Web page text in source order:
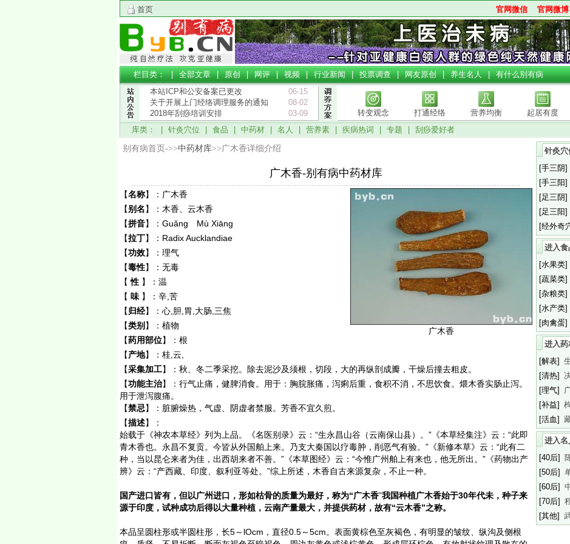
首页 官网微信 官网微博
栏目类： |全部文章|原创|网评|视频|行业新闻|投票调查|网友原创|养生名人|有什么别有病
本站ICP和公安备案已更改
06-15
关于开展上门经络调理服务的通知
08-02
2018年刮痧培训安排
03-09 转变观念 打通经络 营养均衡 起居有度
库类： | 针灸穴位 食品 中药材 名人 营养素 疾病热词 专题 刮痧爱好者
别有病首页->>中药材库>>广木香详细介绍
广木香-别有病中药材库
广木香
【名称】： 广木香
【别名】： 木香、云木香
【拼音】： Guǎng Mù Xiānɡ
【拉丁】： Radix Aucklandiae
【功效】： 理气
【毒性】： 无毒
【 性 】： 温
【 味 】： 辛,苦
【归经】： 心,胆,胃,大肠,三焦
【类别 】： 植物
【药用部位】： 根
【产地】： 桂,云,
【采集加工】： 秋、冬二季采挖。除去泥沙及须根，切段，大的再纵剖成瓣，干燥后撞去粗皮。
【功能主治】： 行气止痛，健脾消食。用于：胸脘胀痛，泻痢后重，食积不消，不思饮食。煨木香实肠止泻。
用于泄泻腹痛。
【禁忌】： 脏腑燥热，气虚、阴虚者禁服。芳香不宜久煎。
【描述】：
始载于《神农本草经》列为上品。《名医别录》云：“生永昌山谷（云南保山县）。”《本草经集注》云：“此即
青木香也。永昌不复贡。今皆从外国舶上来。乃支大秦国以疗毒肿，削恶气有验。”《新修本草》云：“此有二
种，当以昆仑来者为佳，出西胡来者不善。”《本草图经》云：“今惟广州舶上有来也，他无所出。”《药物出产
辨》云：“产西藏、印度、叙利亚等处。”综上所述，木香自古来源复杂，不止一种。
国产进口皆有，但以广州进口，形如枯骨的质量为最好，称为“广木香”我国种植广木香始于30年代未，种子来
源于印度，试种成功后得以大量种植，云南产量最大，并提供药材，故有“云木香”之称。
本品呈圆柱形或半圆柱形，长5～lOcm，直径0.5～5cm。表面黄棕色至灰褐色，有明显的皱纹、纵沟及侧根
针灸穴
[手三阴]
[手三阳]
[足三阴]
[足三阳]
[经外奇
进入食
[水果类]
[蔬菜类]
[杂粮类]
[水产类]
[肉禽蛋]
进入药
[解表]
[清热]
[理气]
[补益]
[活血]
进入名
[40后]
[50后]
[60后]
[70后]
[其他]